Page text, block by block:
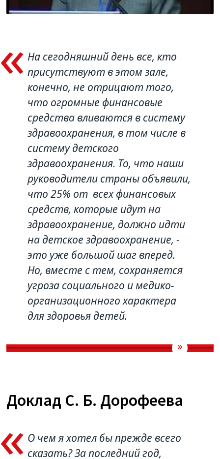
На сегодняшний день все, кто
присутствуют в этом зале,
конечно, не отрицают того,
что огромные финансовые
средства вливаются в систему
здравоохранения, в том числе в
систему детского
здравоохранения. То, что наши
руководители страны объявили,
что 25% от всех финансовых
средств, которые идут на
здравоохранение, должно идти
на детское здравоохранение, -
это уже большой шаг вперед.
Но, вместе с тем, сохраняется
угроза социального и медико-
организационного характера
для здоровья детей.
Доклад С. Б. Дорофеева
О чем я хотел бы прежде всего
сказать? За последний год,